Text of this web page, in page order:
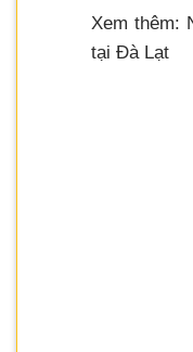
Xem thêm:
tại Đà Lạt